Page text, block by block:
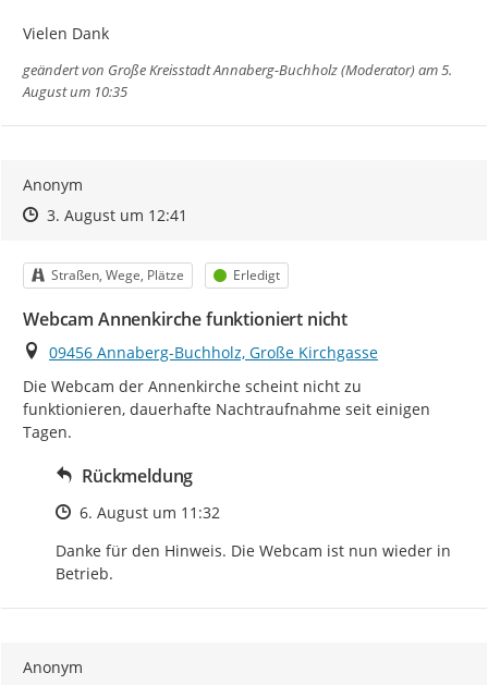
Vielen Dank
geändert von Große Kreisstadt Annaberg-Buchholz (Moderator)am 5.
August um 10:35
Anonym
Zeitpunkt des Erstellens
Zeitpunkt des Erstellens
3. August um 12:41
Kategorie
Straßen, Wege, Plätze Status
Erledigt
Webcam Annenkirche funktioniert nicht
Ort
09456 Annaberg-Buchholz, Große Kirchgasse
Die Webcam der Annenkirche scheint nicht zu
funktionieren, dauerhafte Nachtraufnahme seit einigen
Tagen.
Rückmeldung
Zeitpunkt des Erstellens
6. August um 11:32
Danke für den Hinweis. Die Webcam ist nun wieder in
Betrieb.
Anonym